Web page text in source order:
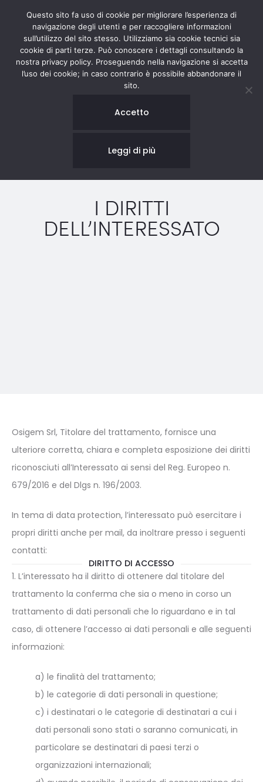
I DIRITTI
DELL’INTERESSATO
Osigem Srl, Titolare del trattamento, fornisce una
ulteriore corretta, chiara e completa esposizione dei diritti
riconosciuti all’Interessato ai sensi del Reg. Europeo n.
679/2016 e del Dlgs n. 196/2003.
In tema di data protection, l’interessato può esercitare i
propri diritti anche per mail, da inoltrare presso i seguenti
contatti:
DIRITTO DI ACCESSO
1. L’interessato ha il diritto di ottenere dal titolare del
trattamento la conferma che sia o meno in corso un
trattamento di dati personali che lo riguardano e in tal
caso, di ottenere l’accesso ai dati personali e alle seguenti
informazioni:
a) le finalità del trattamento;
b) le categorie di dati personali in questione;
c) i destinatari o le categorie di destinatari a cui i
dati personali sono stati o saranno comunicati, in
particolare se destinatari di paesi terzi o
organizzazioni internazionali;
Questo sito fa uso di cookie per migliorare l’esperienza di
navigazione degli utenti e per raccogliere informazioni
sull’utilizzo del sito stesso. Utilizziamo sia cookie tecnici sia
cookie di parti terze. Può conoscere i dettagli consultando la
nostra privacy policy. Proseguendo nella navigazione si accetta
l’uso dei cookie; in caso contrario è possibile abbandonare il
sito.
Accetto
Leggi di più